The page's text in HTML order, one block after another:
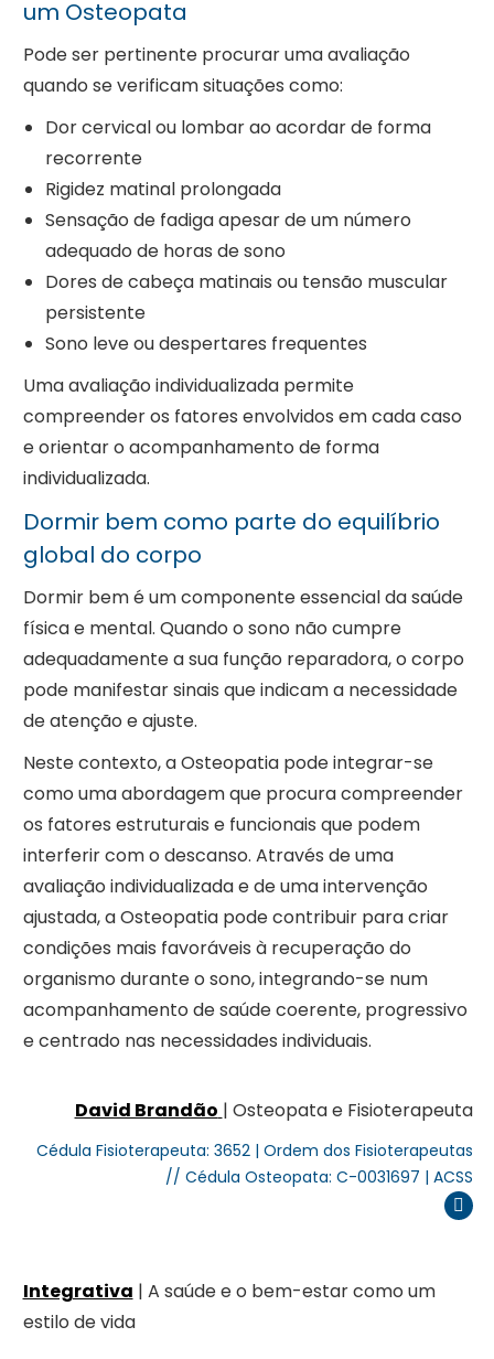
um Osteopata
Pode ser pertinente procurar uma avaliação
quando se verificam situações como:
Dor cervical ou lombar ao acordar de forma
recorrente
Rigidez matinal prolongada
Sensação de fadiga apesar de um número
adequado de horas de sono
Dores de cabeça matinais ou tensão muscular
persistente
Sono leve ou despertares frequentes
Uma avaliação individualizada permite
compreender os fatores envolvidos em cada caso
e orientar o acompanhamento de forma
individualizada.
Dormir bem como parte do equilíbrio
global do corpo
Dormir bem é um componente essencial da saúde
física e mental. Quando o sono não cumpre
adequadamente a sua função reparadora, o corpo
pode manifestar sinais que indicam a necessidade
de atenção e ajuste.
Neste contexto, a Osteopatia pode integrar-se
como uma abordagem que procura compreender
os fatores estruturais e funcionais que podem
interferir com o descanso. Através de uma
avaliação individualizada e de uma intervenção
ajustada, a Osteopatia pode contribuir para criar
condições mais favoráveis à recuperação do
organismo durante o sono, integrando-se num
acompanhamento de saúde coerente, progressivo
e centrado nas necessidades individuais.
David Brandão | Osteopata e Fisioterapeuta
Cédula Fisioterapeuta: 3652 | Ordem dos Fisioterapeutas
// Cédula Osteopata: C-0031697 | ACSS
Integrativa | A saúde e o bem-estar como um
estilo de vida